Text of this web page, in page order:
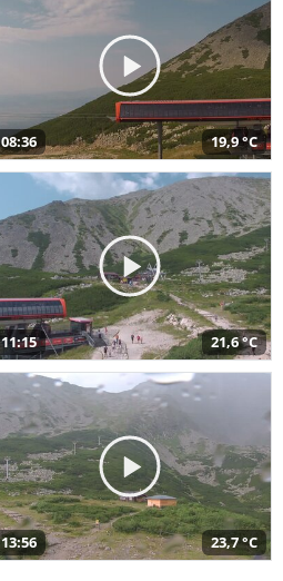
08:36 19,9 °C
11:15 21,6 °C
13:56 23,7 °C